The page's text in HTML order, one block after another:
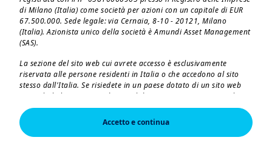
Prima dell'adesione leggere attentamente
la Nota Informativa, il Regolamento del
fondo pensione il Progetto Esemplificativo
disponibili presso i Fineco center e
al’interno del sito alla sezioneDocumenti
di un Consulente
presso
di Milano (Italia) come società per azioni con un capitale di EUR
67.500.000. Sede legale: via Cernaia, 8-10 - 20121, Milano
(Italia). Azionista unico della società è Amundi Asset Management
(SAS).
La sezione del sito web cui avrete accesso è esclusivamente
riservata alle persone residenti in Italia o che accedono al sito
stesso dall'Italia. Se risiedete in un paese dotato di un sito web
Amundi dedicato, vi preghiamo di lasciare questa pagina e di
connettervi a tale sito.
L'accesso, la consultazione e l'utilizzo delle pagine del sito
implicano l'accettazione da parte dell'utilizzatore dei contenuti
Accetto e continua